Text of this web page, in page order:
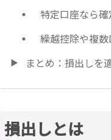
特定口座なら
繰越控除や複
まとめ：損出しを
損出しとは